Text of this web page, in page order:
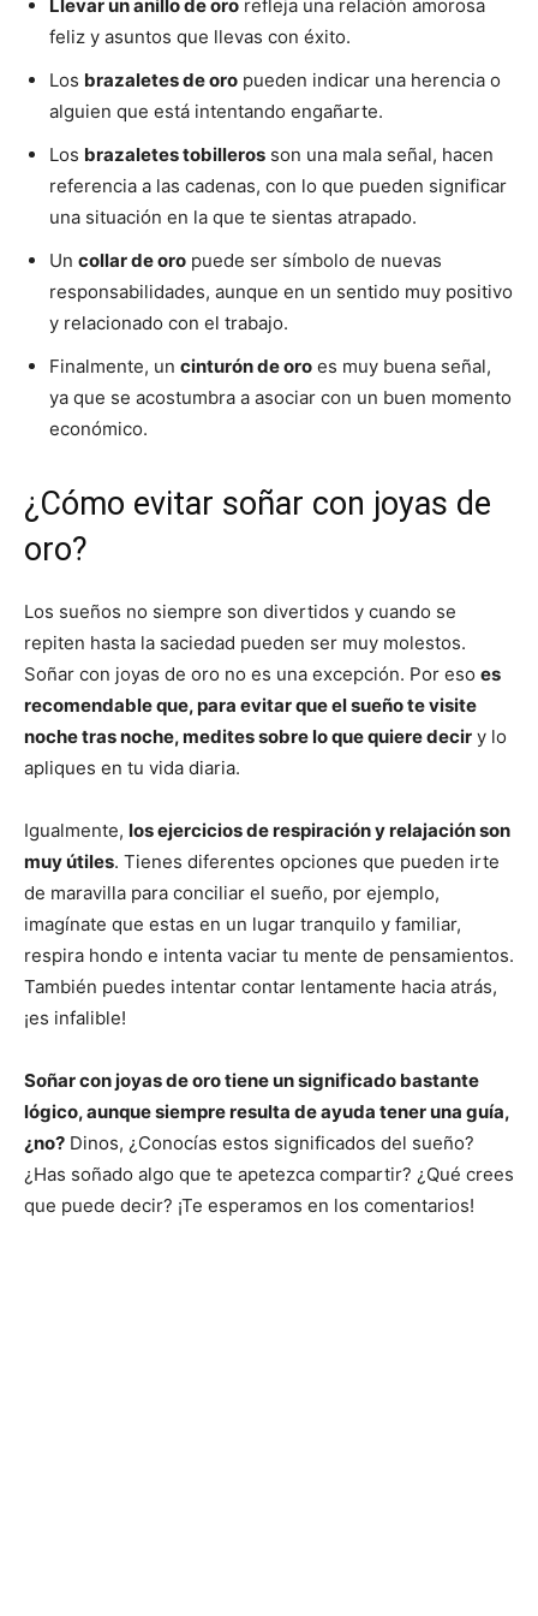
Llevar un anillo de oro refleja una relación amorosa
feliz y asuntos que llevas con éxito.
Los brazaletes de oro pueden indicar una herencia o
alguien que está intentando engañarte.
Los brazaletes tobilleros son una mala señal, hacen
referencia a las cadenas, con lo que pueden significar
una situación en la que te sientas atrapado.
Un collar de oro puede ser símbolo de nuevas
responsabilidades, aunque en un sentido muy positivo
y relacionado con el trabajo.
Finalmente, un cinturón de oro es muy buena señal,
ya que se acostumbra a asociar con un buen momento
económico.
¿Cómo evitar soñar con joyas de
oro?
Los sueños no siempre son divertidos y cuando se
repiten hasta la saciedad pueden ser muy molestos.
Soñar con joyas de oro no es una excepción. Por eso es
recomendable que, para evitar que el sueño te visite
noche tras noche, medites sobre lo que quiere decir y lo
apliques en tu vida diaria.
Igualmente, los ejercicios de respiración y relajación son
muy útiles. Tienes diferentes opciones que pueden irte
de maravilla para conciliar el sueño, por ejemplo,
imagínate que estas en un lugar tranquilo y familiar,
respira hondo e intenta vaciar tu mente de pensamientos.
También puedes intentar contar lentamente hacia atrás,
¡es infalible!
Soñar con joyas de oro tiene un significado bastante
lógico, aunque siempre resulta de ayuda tener una guía,
¿no? Dinos, ¿Conocías estos significados del sueño?
¿Has soñado algo que te apetezca compartir? ¿Qué crees
que puede decir? ¡Te esperamos en los comentarios!